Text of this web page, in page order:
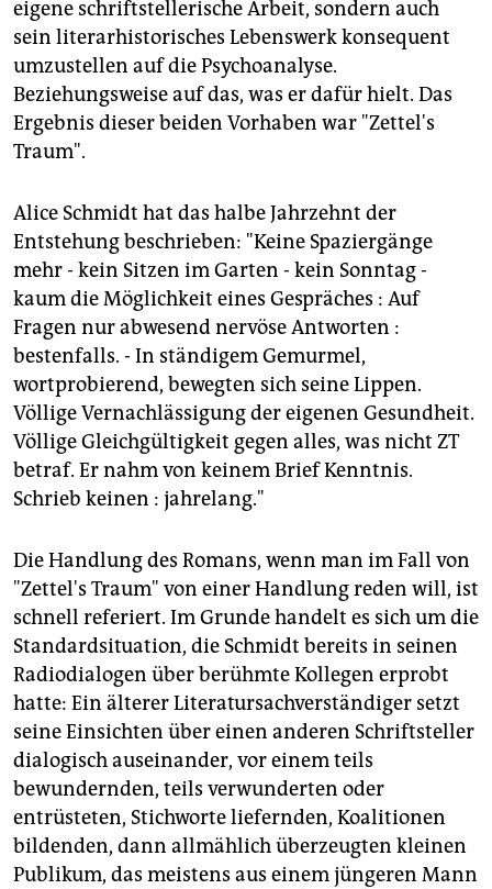
eigene schriftstellerische Arbeit, sondern auch
sein literarhistorisches Lebenswerk konsequent
umzustellen auf die Psychoanalyse.
Beziehungsweise auf das, was er dafür hielt. Das
Ergebnis dieser beiden Vorhaben war "Zettel's
Traum".
Alice Schmidt hat das halbe Jahrzehnt der
Entstehung beschrieben: "Keine Spaziergänge
mehr - kein Sitzen im Garten - kein Sonntag -
kaum die Möglichkeit eines Gespräches : Auf
Fragen nur abwesend nervöse Antworten :
bestenfalls. - In ständigem Gemurmel,
wortprobierend, bewegten sich seine Lippen.
Völlige Vernachlässigung der eigenen Gesundheit.
Völlige Gleichgültigkeit gegen alles, was nicht ZT
betraf. Er nahm von keinem Brief Kenntnis.
Schrieb keinen : jahrelang."
Die Handlung des Romans, wenn man im Fall von
"Zettel's Traum" von einer Handlung reden will, ist
schnell referiert. Im Grunde handelt es sich um die
Standardsituation, die Schmidt bereits in seinen
Radiodialogen über berühmte Kollegen erprobt
hatte: Ein älterer Literatursachverständiger setzt
seine Einsichten über einen anderen Schriftsteller
dialogisch auseinander, vor einem teils
bewundernden, teils verwunderten oder
entrüsteten, Stichworte liefernden, Koalitionen
bildenden, dann allmählich überzeugten kleinen
Publikum, das meistens aus einem jüngeren Mann